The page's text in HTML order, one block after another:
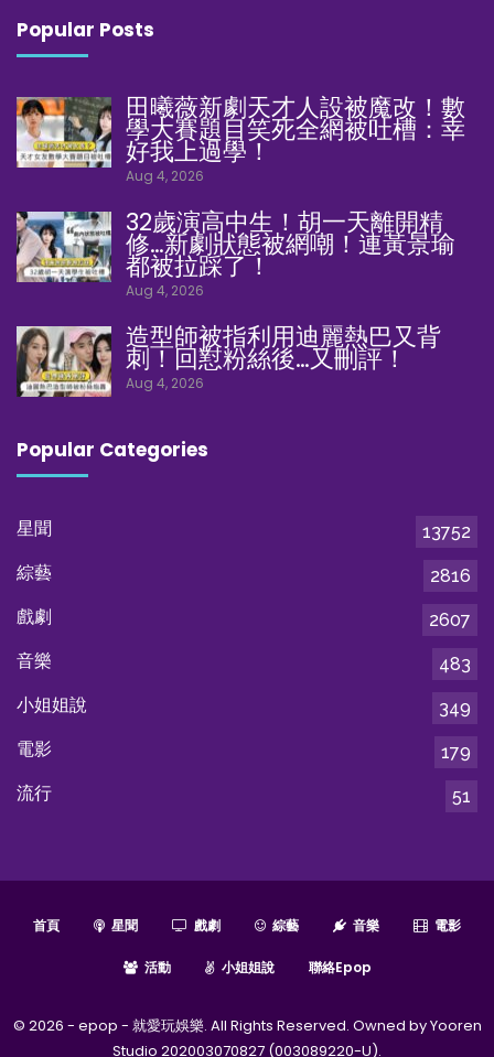
Popular Posts
田曦薇新劇天才人設被魔改！數
學大賽題目笑死全網被吐槽：幸
好我上過學！
Aug 4, 2026
32歲演高中生！胡一天離開精
修…新劇狀態被網嘲！連黃景瑜
都被拉踩了！
Aug 4, 2026
造型師被指利用迪麗熱巴又背
刺！回懟粉絲後…又刪評！
Aug 4, 2026
Popular Categories
星聞
13752
綜藝
2816
戲劇
2607
音樂
483
小姐姐說
349
電影
179
流行
51
首頁 星聞 戲劇 綜藝 音樂 電影
活動 小姐姐說 聯絡epop
© 2026 - epop - 就愛玩娛樂. All Rights Reserved. Owned by Yooren
Studio 202003070827 (003089220-U).